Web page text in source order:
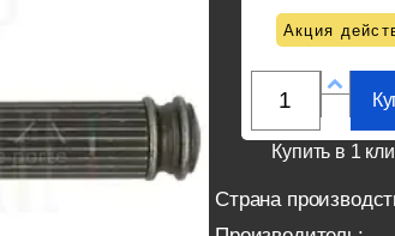
Акция
Купить в 1
Страна